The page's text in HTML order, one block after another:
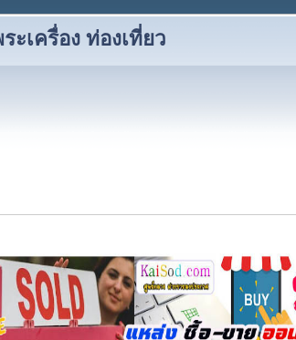
เครื่อง ท่องเที่ยว